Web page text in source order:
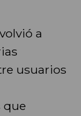
a
usuarios
que